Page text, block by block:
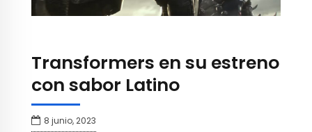
Transformers en su estreno
con sabor Latino
8 junio, 2023